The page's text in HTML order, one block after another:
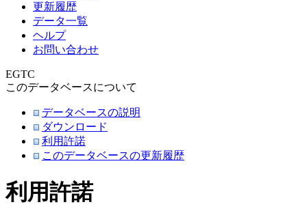
更新履歴
データ一覧
ヘルプ
お問い合わせ
EGTC
このデータベースについて
データベースの説明
ダウンロード
利用許諾
このデータベースの更新履歴
利用許諾